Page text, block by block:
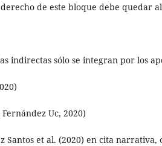
de este bloque debe quedar
indirectas sólo se integran por los
Uc, 2020)
Santos et al. (2020) en cita